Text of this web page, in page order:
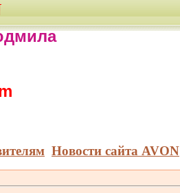
Новости сайта AVON